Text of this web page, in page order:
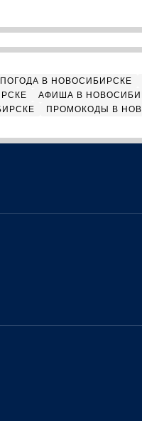
ПОГОДА В НОВОСИБИРСКЕ
АФИША В
ПРОМОКОДЫ В